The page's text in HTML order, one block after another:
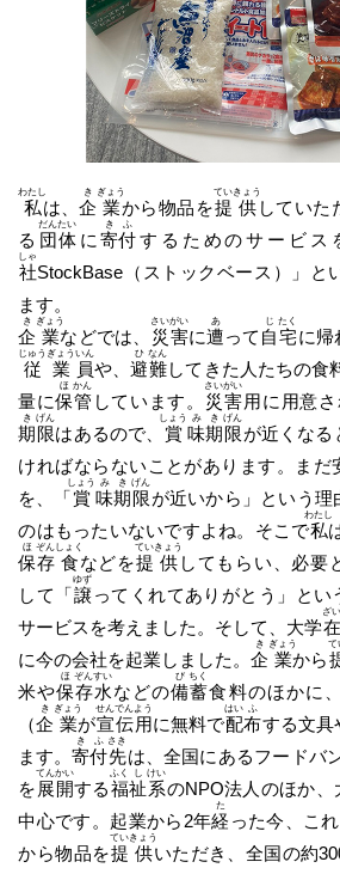
私
わたし
は、企
き
業
ぎょう
から物品を提
てい
供
きょう
していた
る 団
だん
体
たい
に寄
き
付
ふ
するためのサービス
社
しゃ
StockBase（ストックベース）」と
ます。
企
き
業
ぎょう
などでは、 災
さい
害
がい
に遭
あ
って 自
じ
宅
たく
に帰
従
じゅう
業
ぎょう
員
いん
や、避
ひ
難
なん
してきた人たちの食
量に保
ほ
管
かん
しています。 災
さい
害
がい
用に用意
期
き
限
げん
はあるので、 賞
しょう
味
み
期
き
限
げん
が近くなる
ければならないことがあります。まだ
を、「賞
しょう
味
み
期
き
限
げん
が近いから」という理
のはもったいないですよね。そこで私
わたし
保
ほ
存
ぞん
食
しょく
などを提
てい
供
きょう
してもらい、必要
して「譲
ゆず
ってくれてありがとう」と
サービスを考えました。そして、大学在
ざ
に今の会社を起業しました。企
き
業
ぎょう
から
て
米や保
ほ
存
ぞん
水
すい
などの備
び
蓄
ちく
食料のほかに
（企
き
業
ぎょう
が宣
せん
伝
でん
用
よう
に無料で配
はい
布
ふ
する文具
ます。寄
き
付
ふ
先
さき
は、全国にあるフードバ
を 展
てん
開
かい
する福
ふく
祉
し
系
けい
のNPO法人のほか
中心です。起業から2年経
た
った今、こ
から物品を提
てい
供
きょう
いただき、全国の約